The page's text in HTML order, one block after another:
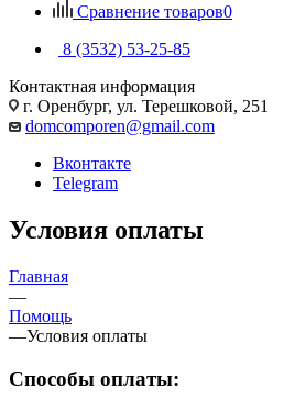
Сравнение товаров0
8 (3532) 53-25-85
Контактная информация
г. Оренбург, ул. Терешковой, 251
domcomporen@gmail.com
Вконтакте
Telegram
Условия оплаты
Главная
—
Помощь
—Условия оплаты
Способы оплаты: